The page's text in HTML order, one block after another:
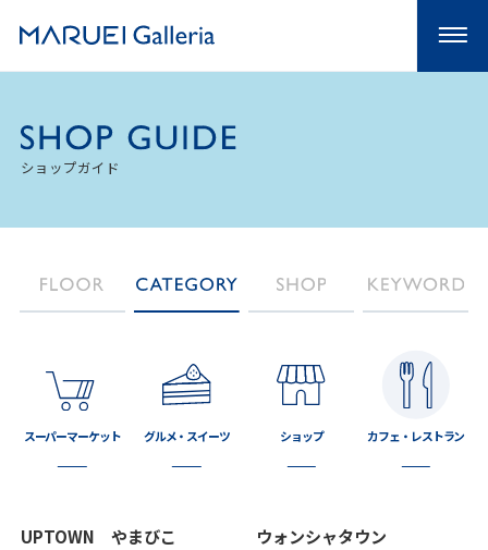
ショップガイド
スーパーマーケット グルメ・スイーツ ショップ カフェ・レストラン
UPTOWN やまびこ ウォンシャタウン